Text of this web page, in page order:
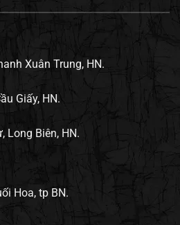
Xuân Trung, HN.
Giấy, HN.
Long Biên, HN.
Hoa, tp BN.